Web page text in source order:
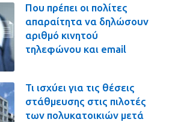
Που πρέπει οι πολίτες
απαραίτητα να δηλώσουν
αριθμό κινητού
τηλεφώνου και email
Τι ισχύει για τις θέσεις
στάθμευσης στις πιλοτές
των πολυκατοικιών μετά